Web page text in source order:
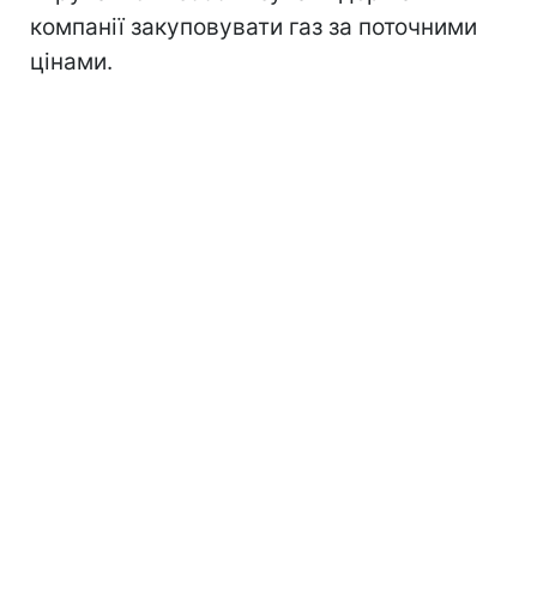
компанії закуповувати газ за поточними
цінами.